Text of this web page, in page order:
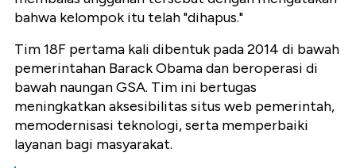
bahwa kelompok itu telah "dihapus."
Tim 18F pertama kali dibentuk pada 2014 di bawah
pemerintahan Barack Obama dan beroperasi di
bawah naungan GSA. Tim ini bertugas
meningkatkan aksesibilitas situs web pemerintah,
memodernisasi teknologi, serta memperbaiki
layanan bagi masyarakat.